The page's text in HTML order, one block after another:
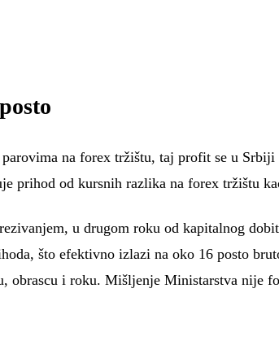
na forex tržištu, taj profit se u
od kursnih razlika na forex tržištu
u drugom roku od kapitalnog
što efektivno izlazi na oko 16 posto
i roku. Mišljenje Ministarstva nije